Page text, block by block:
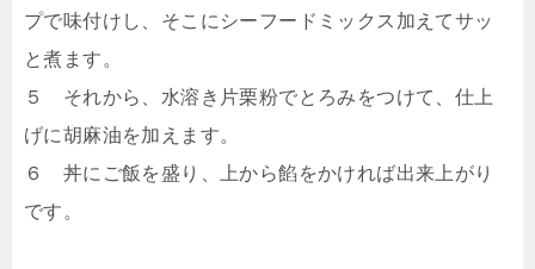
プで味付けし、そこにシーフードミックス加えてサッ
と煮ます。
５ それから、水溶き片栗粉でとろみをつけて、仕上
げに胡麻油を加えます。
６ 丼にご飯を盛り、上から餡をかければ出来上がり
です。